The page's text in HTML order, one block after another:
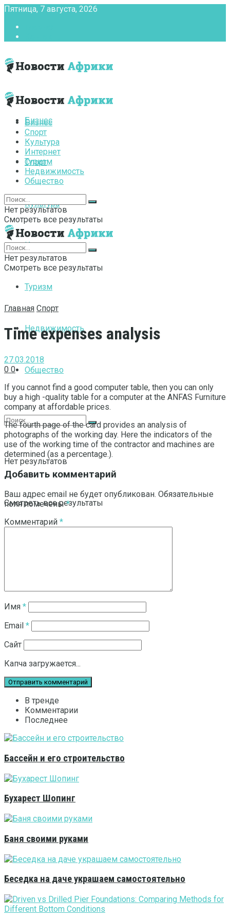
Пятница, 7 августа, 2026
Бизнес
Спорт
Культура
Интернет
Туризм
Недвижимость
Общество
Нет результатов
Смотреть все результаты
Бизнес
Спорт
Культура
Интернет
Туризм
Недвижимость
Общество
Нет результатов
Смотреть все результаты
Нет результатов
Смотреть все результаты
Главная Спорт
Time expenses analysis
27.03.2018
0 0
If you cannot find a good computer table, then you can only
buy a high -quality table for a computer at the ANFAS Furniture
company at affordable prices.
The fourth page of the card provides an analysis of
photographs of the working day. Here the indicators of the
use of the working time of the contractor and machines are
determined (as a percentage.).
Добавить комментарий
Ваш адрес email не будет опубликован. Обязательные
поля помечены*
Комментарий *
Имя *
Email *
Сайт
Капча загружается...
В тренде
Комментарии
Последнее
Бассейн и его строительство
Бухарест Шопинг
Баня своими руками
Беседка на даче украшаем самостоятельно